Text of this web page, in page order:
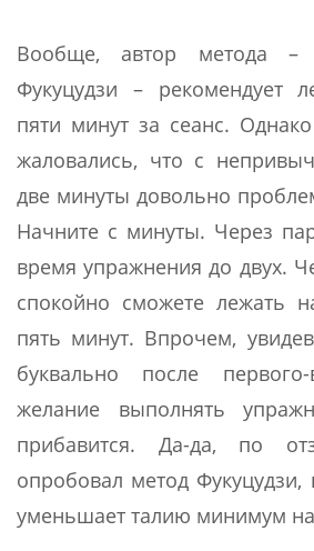
Вообще, автор метода –
Фукуцудзи – рекомендует
пяти минут за сеанс.
жаловались, что с
две минуты довольно
Начните с минуты. Через
время упражнения до двух.
спокойно сможете лежать
пять минут. Впрочем,
буквально после первого-
желание выполнять
прибавится. Да-да, по
опробовал метод
уменьшает талию минимум